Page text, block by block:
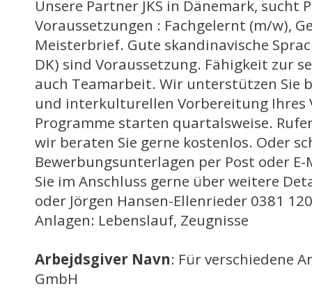
Unsere Partner JKS in Dänemark, sucht
Voraussetzungen : Fachgelernt (m/w),
Meisterbrief. Gute skandinavische
DK) sind Voraussetzung. Fähigkeit zur
auch Teamarbeit. Wir unterstützen Sie
und interkulturellen Vorbereitung Ihres
Programme starten quartalsweise.
wir beraten Sie gerne kostenlos. Oder
Bewerbungsunterlagen per Post oder
Sie im Anschluss gerne über weitere
oder Jörgen Hansen-Ellenrieder 0381
Anlagen: Lebenslauf, Zeugnisse
Arbejdsgiver Navn: Für verschiedene
GmbH